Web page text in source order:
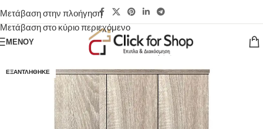
Μετάβαση στην πλοήγηση
Μετάβαση στο κύριο περιεχόμενο
ΜΕΝΟΎ
ΕΞΑΝΤΛΉΘΗΚΕ